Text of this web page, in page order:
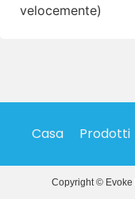
velocemente)
Casa Prodotti
Copyright © Evoke